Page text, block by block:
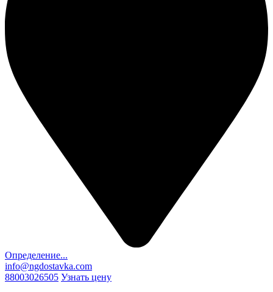
Определение...
info@ngdostavka.com
88003026505 Узнать цену